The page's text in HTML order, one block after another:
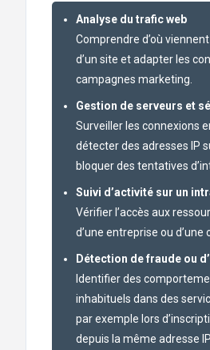
Analyse du trafic web
Comprendre d’où
d’un site et adapter les
campagnes marketing.
Gestion de serveurs et
Surveiller les connexions
détecter des adresses IP
bloquer des tentatives
Suivi d’activité sur un
Vérifier l’accès aux
d’une entreprise ou d’une
Détection de fraude ou
Identifier des
inhabituels dans des
par exemple lors
depuis la même adresse IP.